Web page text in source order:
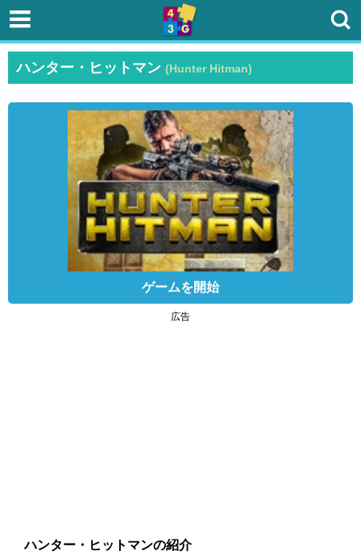
ハンター・ヒットマン (Hunter Hitman)
ゲームを開始
広告
ハンター・ヒットマンの紹介